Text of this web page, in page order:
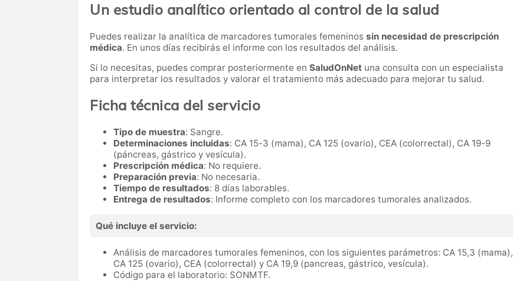
Un estudio analítico orientado al control de la salud
Puedes realizar la analítica de marcadores tumorales femeninos sin necesidad de prescripción
médica. En unos días recibirás el informe con los resultados del análisis.
Si lo necesitas, puedes comprar posteriormente en SaludOnNet una consulta con un especialista
para interpretar los resultados y valorar el tratamiento más adecuado para mejorar tu salud.
Ficha técnica del servicio
Tipo de muestra: Sangre.
Determinaciones incluidas: CA 15-3 (mama), CA 125 (ovario), CEA (colorrectal), CA 19-9
(páncreas, gástrico y vesícula).
Prescripción médica: No requiere.
Preparación previa: No necesaria.
Tiempo de resultados: 8 días laborables.
Entrega de resultados: Informe completo con los marcadores tumorales analizados.
Qué incluye el servicio:
Análisis de marcadores tumorales femeninos, con los siguientes parámetros: CA 15,3 (mama),
CA 125 (ovario), CEA (colorrectal) y CA 19,9 (pancreas, gástrico, vesícula).
Código para el laboratorio: SONMTF.